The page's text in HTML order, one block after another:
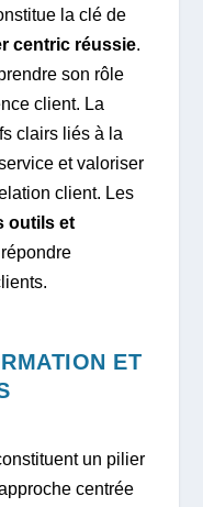
la clé de
centric réussie.
son rôle
client. La
clairs liés à la
et valoriser
client. Les
outils et
ET
un pilier
centrée